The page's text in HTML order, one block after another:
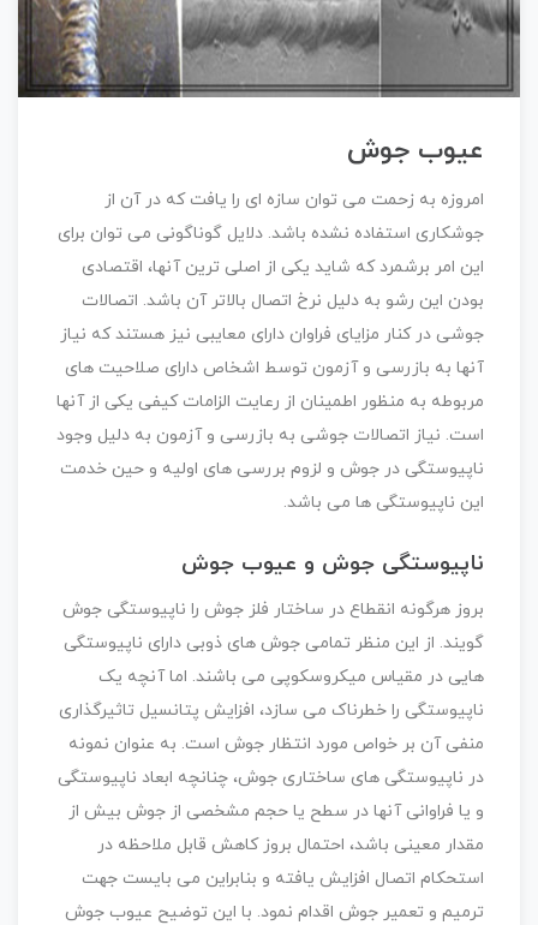
عیوب جوش
امروزه به زحمت می توان سازه ای را یافت که در آن از
جوشکاری استفاده نشده باشد. دلایل گوناگونی می توان برای
این امر برشمرد که شاید یکی از اصلی ترین آنها، اقتصادی
بودن این رشو به دلیل نرخ اتصال بالاتر آن باشد. اتصالات
جوشی در کنار مزایای فراوان دارای معایبی نیز هستند که نیاز
آنها به بازرسی و آزمون توسط اشخاص دارای صلاحیت های
مربوطه به منظور اطمینان از رعایت الزامات کیفی یکی از آنها
است. نیاز اتصالات جوشی به بازرسی و آزمون به دلیل وجود
ناپیوستگی در جوش و لزوم بررسی های اولیه و حین خدمت
این ناپیوستگی ها می باشد.
ناپیوستگی جوش و عیوب جوش
بروز هرگونه انقطاع در ساختار فلز جوش را ناپیوستگی جوش
گویند. از این منظر تمامی جوش های ذوبی دارای ناپیوستگی
هایی در مقیاس میکروسکوپی می باشند. اما آنچه یک
ناپیوستگی را خطرناک می سازد، افزایش پتانسیل تاثیرگذاری
منفی آن بر خواص مورد انتظار جوش است. به عنوان نمونه
در ناپیوستگی های ساختاری جوش، چنانچه ابعاد ناپیوستگی
و یا فراوانی آنها در سطح یا حجم مشخصی از جوش بیش از
مقدار معینی باشد، احتمال بروز کاهش قابل ملاحظه در
استحکام اتصال افزایش یافته و بنابراین می بایست جهت
ترمیم و تعمیر جوش اقدام نمود. با این توضیح عیوب جوش